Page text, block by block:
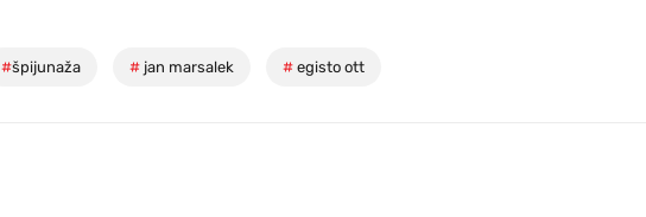
#špijunaža # jan marsalek # egisto ott